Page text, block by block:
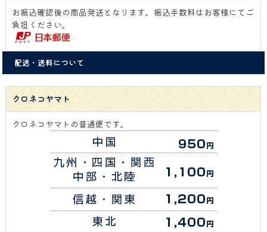
お振込確認後の商品発送となります。振込手数料はお客様にてご
負担ください。
配送・送料について
クロネコヤマト
クロネコヤマトの普通便です。